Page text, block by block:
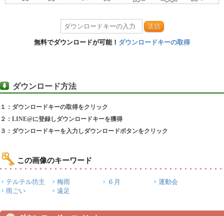
送信
無料でダウンロードが可能！ ダウンロードキーの取得
ダウンロード方法
１：ダウンロードキーの取得をクリック
２：LINE@に登録しダウンロードキーを獲得
３：ダウンロードキーを入力しダウンロードボタンをクリック
この画像のキーワード
テルテル坊主 梅雨 ６月
運動会
雨ごい
遠足